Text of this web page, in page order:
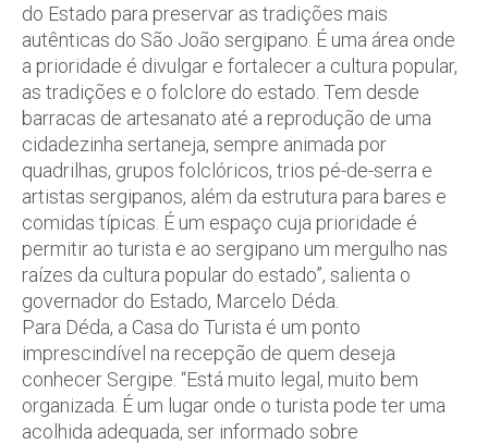
do Estado para preservar as tradições mais
autênticas do São João sergipano. É uma área onde
a prioridade é divulgar e fortalecer a cultura popular,
as tradições e o folclore do estado. Tem desde
barracas de artesanato até a reprodução de uma
cidadezinha sertaneja, sempre animada por
quadrilhas, grupos folclóricos, trios pé-de-serra e
artistas sergipanos, além da estrutura para bares e
comidas típicas. É um espaço cuja prioridade é
permitir ao turista e ao sergipano um mergulho nas
raízes da cultura popular do estado”, salienta o
governador do Estado, Marcelo Déda.
Para Déda, a Casa do Turista é um ponto
imprescindível na recepção de quem deseja
conhecer Sergipe. “Está muito legal, muito bem
organizada. É um lugar onde o turista pode ter uma
acolhida adequada, ser informado sobre